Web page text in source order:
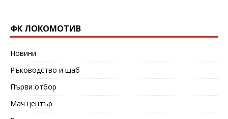
ФК ЛОКОМОТИВ
Новини
Ръководство и щаб
Първи отбор
Мач център